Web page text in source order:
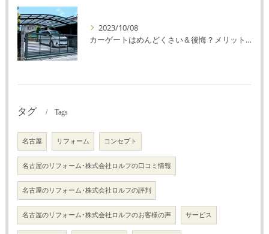
2023/10/08
カーゲートはめんどくさい＆後悔？メリット・デメリットを解説！
タグ Tags
名古屋 リフォーム コンセプト
名古屋のリフォーム･株式会社ロルフの口コミ情報
名古屋のリフォーム･株式会社ロルフの評判
名古屋のリフォーム･株式会社ロルフのお客様の声 サービス